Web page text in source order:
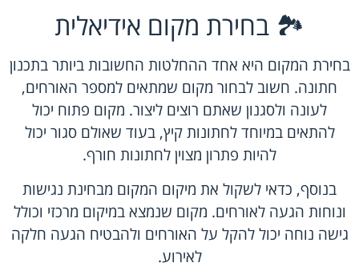
🏞️ בחירת מקום אידיאלית
בחירת המקום היא אחד ההחלטות החשובות ביותר בתכנון
חתונה. חשוב לבחור מקום שמתאים למספר האורחים,
לעונה ולסגנון שאתם רוצים ליצור. מקום פתוח יכול
להתאים במיוחד לחתונות קיץ, בעוד שאולם סגור יכול
להיות פתרון מצוין לחתונות חורף.
בנוסף, כדאי לשקול את מיקום המקום מבחינת נגישות
ונוחות הגעה לאורחים. מקום שנמצא במיקום מרכזי וכולל
גישה נוחה יכול להקל על האורחים ולהבטיח הגעה חלקה
לאירוע.